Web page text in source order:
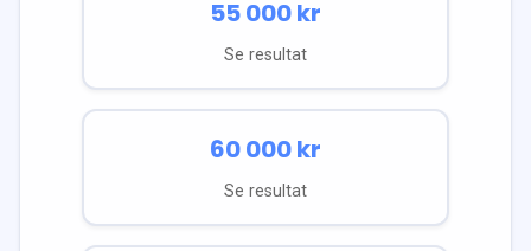
55 000kr
Se resultat
60 000kr
Se resultat